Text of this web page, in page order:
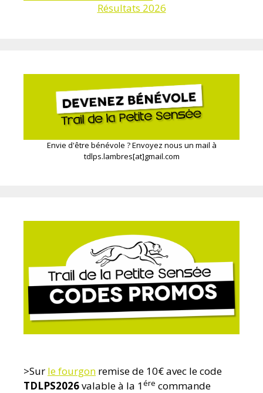
Résultats 2026
Envie d'être bénévole ? Envoyez nous un mail à
tdlps.lambres[at]gmail.com
>Sur le fourgon remise de 10€ avec le code
TDLPS2026valable à la 1ére commande